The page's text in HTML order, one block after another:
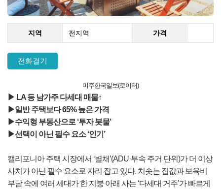
지역 전지역 가격
전화걸기
미주한국일보(로이터)
▶ LA 등 남가주 다세대 매물↑
▶일반 주택보다 65% 높은 가격
▶수익형 부동산으로 ‘투자 봇물’
▶선택이 아닌 필수 요소 ‘인기’
캘리포니아 주택 시장에서 ‘별채’(ADU·부속 주거 단위)가 더 이상
사치가 아닌 필수 요소로 자리 잡고 있다. 치솟는 집값과 보육비
부담 속에 여러 세대가 한 지붕 아래 사는 ‘다세대 거주’가 빠르게